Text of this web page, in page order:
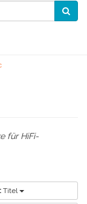
für HiFi-
Titel